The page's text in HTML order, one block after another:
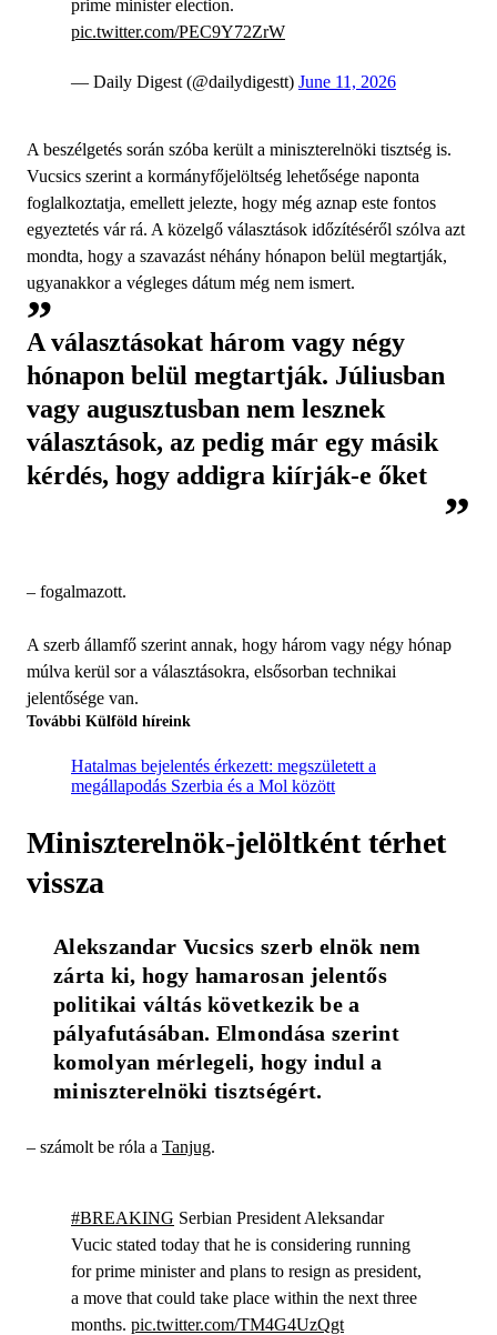
prime minister election.
pic.twitter.com/PEC9Y72ZrW
— Daily Digest (@dailydigestt) June 11, 2026
A beszélgetés során szóba került a miniszterelnöki tisztség is.
Vucsics szerint a kormányfőjelöltség lehetősége naponta
foglalkoztatja, emellett jelezte, hogy még aznap este fontos
egyeztetés vár rá. A közelgő választások időzítéséről szólva azt
mondta, hogy a szavazást néhány hónapon belül megtartják,
ugyanakkor a végleges dátum még nem ismert.
A választásokat három vagy négy
hónapon belül megtartják. Júliusban
vagy augusztusban nem lesznek
választások, az pedig már egy másik
kérdés, hogy addigra kiírják-e őket
– fogalmazott.
A szerb államfő szerint annak, hogy három vagy négy hónap
múlva kerül sor a választásokra, elsősorban technikai
jelentősége van.
További Külföld híreink
Hatalmas bejelentés érkezett: megszületett a
megállapodás Szerbia és a Mol között
Miniszterelnök-jelöltként térhet
vissza
Alekszandar Vucsics szerb elnök nem
zárta ki, hogy hamarosan jelentős
politikai váltás következik be a
pályafutásában. Elmondása szerint
komolyan mérlegeli, hogy indul a
miniszterelnöki tisztségért.
– számolt be róla a Tanjug.
#BREAKING Serbian President Aleksandar
Vucic stated today that he is considering running
for prime minister and plans to resign as president,
a move that could take place within the next three
months. pic.twitter.com/TM4G4UzQgt